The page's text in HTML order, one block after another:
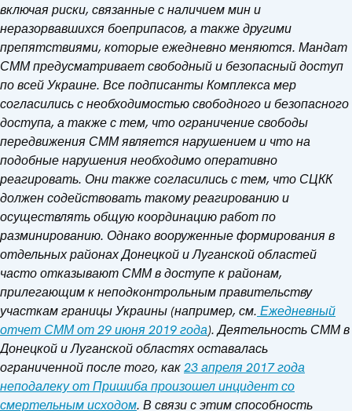
включая риски, связанные с наличием мин и
неразорвавшихся боеприпасов, а также другими
препятствиями, которые ежедневно меняются. Мандат
СММ предусматривает свободный и безопасный доступ
по всей Украине. Все подписанты Комплекса мер
согласились с необходимостью свободного и безопасного
доступа, а также с тем, что ограничение свободы
передвижения СММ является нарушением и что на
подобные нарушения необходимо оперативно
реагировать. Они также согласились с тем, что СЦКК
должен содействовать такому реагированию и
осуществлять общую координацию работ по
разминированию. Однако вооруженные формирования в
отдельных районах Донецкой и Луганской областей
часто отказывают СММ в доступе к районам,
прилегающим к неподконтрольным правительству
участкам границы Украины (например, см. Ежедневный
отчет СММ от 29 июня 2019 года). Деятельность СММ в
Донецкой и Луганской областях оставалась
ограниченной после того, как23 апреля 2017 года
неподалеку от Пришиба произошел инцидент со
смертельным исходом. В связи с этим способность